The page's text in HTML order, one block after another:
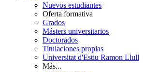
Nuevos estudiantes
Oferta formativa
Grados
Másters universitarios
Doctorados
Titulaciones propias
Universitat d'Estiu Ramon Llull
Más...